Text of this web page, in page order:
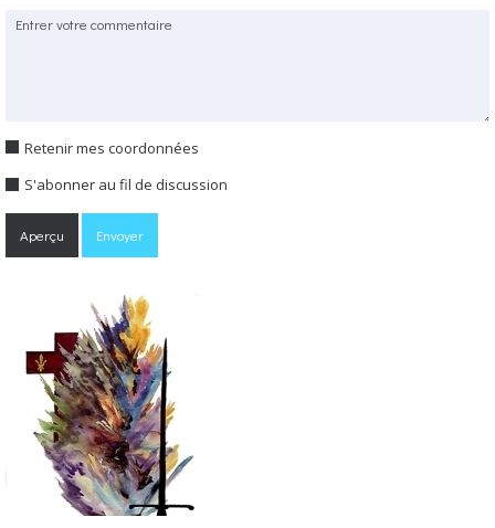
Retenir mes coordonnées
S'abonner au fil de discussion